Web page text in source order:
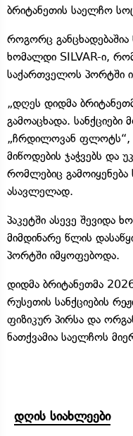
ბრიტანეთის საელჩო
როგორც განცხადებაშია
ხომალდი SILVAR-ი,
საქართველოს პორტში
„დღეს დიდმა
გამოაცხადა.
„ჩრდილოვან ფლოტს“,
მიწოდების ჯაჭვებს და
რომლებიც გამოიყენება
ასავლელად.
პაკეტში ასევე შევიდა
მიმდინარე წლის
პორტში იმყოფებოდა.
დიდმა ბრიტანეთმა
რუსეთის სანქციების
ფიზიკურ პირსა და
ნათქვამია საელჩოს
დღის სიახლეები